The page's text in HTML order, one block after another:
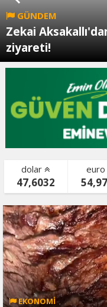
GÜNDEM
Zekai
ziyareti!
dolar
47,6032
bist color-
EKONOMİ